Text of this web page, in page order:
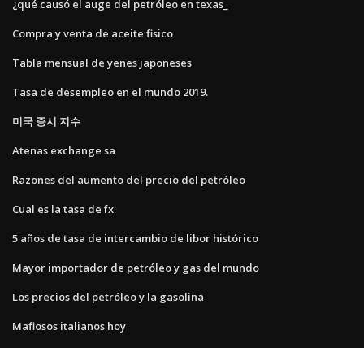
¿qué causó el auge del petróleo en texas_
Compra y venta de aceite fisico
Tabla mensual de yenes japoneses
Tasa de desempleo en el mundo 2019.
미국 증시 지수
Atenas exchange sa
Razones del aumento del precio del petróleo
Cual es la tasa de fx
5 años de tasa de intercambio de libor histórico
Mayor importador de petróleo y gas del mundo
Los precios del petróleo y la gasolina
Mafiosos italianos hoy